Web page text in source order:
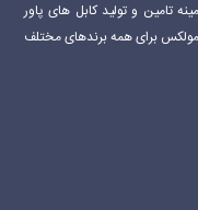
فعالیت خود را از سال 1399 در زمینه تامین و تولید کابل های پاور
مولکس برای همه برندهای مختلف